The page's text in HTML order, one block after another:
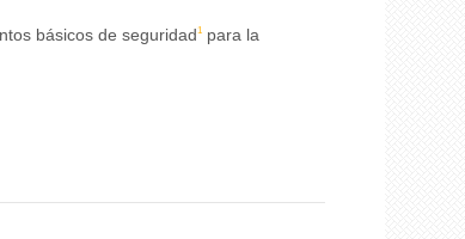
básicos de seguridad1para la